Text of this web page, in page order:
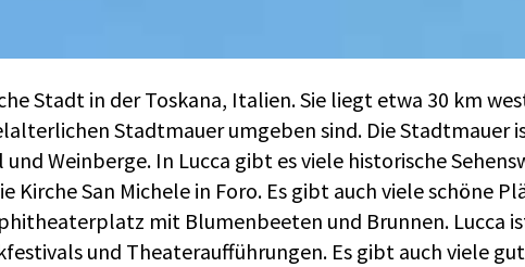
Stadt in der Toskana, Italien. Sie liegt etwa 30 km
Stadtmauer umgeben sind. Die
Weinberge. In Lucca gibt es viele historische
Kirche San Michele in Foro. Es gibt auch viele schöne
mit Blumenbeeten und Brunnen. Lucca
und Theateraufführungen. Es gibt auch viele